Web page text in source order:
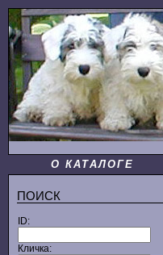
О КАТАЛОГЕ
ПОИСК
ID:
Кличка: